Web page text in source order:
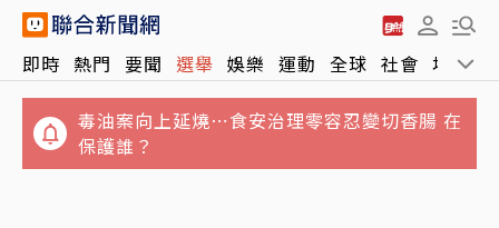
即時 熱門 要聞 選舉 娛樂 運動 全球 社會 地方
毒油案向上延燒⋯食安治理零容忍變切香腸 在
保護誰？